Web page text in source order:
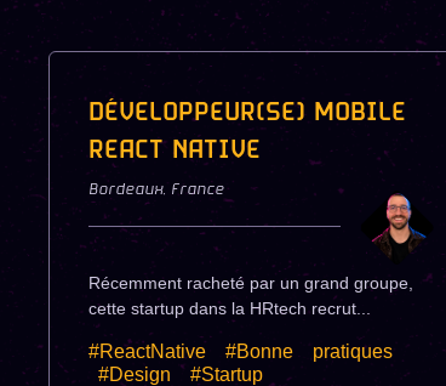
DÉVELOPPEUR(SE) MOBILE
REACT NATIVE
Bordeaux, France
Récemment racheté par un grand groupe,
cette startup dans la HRtech recrut...
#ReactNative #Bonne
pratiques
#Design
#Startup